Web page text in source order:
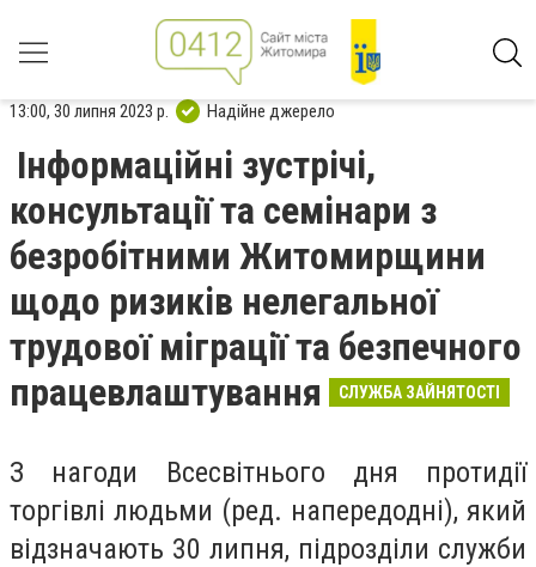
13:00, 30 липня 2023 р. Надійне джерело
Інформаційні зустрічі,
консультації та семінари з
безробітними Житомирщини
щодо ризиків нелегальної
трудової міграції та безпечного
працевлаштування
СЛУЖБА ЗАЙНЯТОСТІ
З нагоди Всесвітнього дня протидії
торгівлі людьми (ред. напередодні), який
відзначають 30 липня, підрозділи служби